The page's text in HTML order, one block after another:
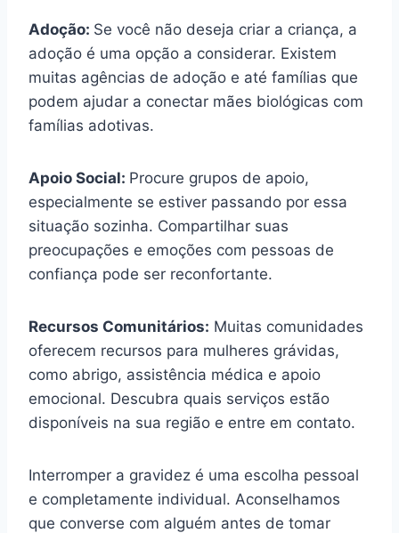
Adoção: Se você não deseja criar a criança, a
adoção é uma opção a considerar. Existem
muitas agências de adoção e até famílias que
podem ajudar a conectar mães biológicas com
famílias adotivas.
Apoio Social: Procure grupos de apoio,
especialmente se estiver passando por essa
situação sozinha. Compartilhar suas
preocupações e emoções com pessoas de
confiança pode ser reconfortante.
Recursos Comunitários: Muitas comunidades
oferecem recursos para mulheres grávidas,
como abrigo, assistência médica e apoio
emocional. Descubra quais serviços estão
disponíveis na sua região e entre em contato.
Interromper a gravidez é uma escolha pessoal
e completamente individual. Aconselhamos
que converse com alguém antes de tomar